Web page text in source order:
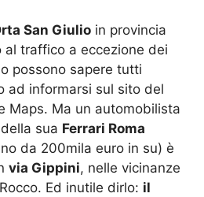
San Giulio in provincia
al traffico a eccezione dei
possono sapere tutti
ad informarsi sul sito del
Maps. Ma un automobilista
sua Ferrari Roma
da 200mila euro in su) è
via Gippini, nelle vicinanze
Ed inutile dirlo: il